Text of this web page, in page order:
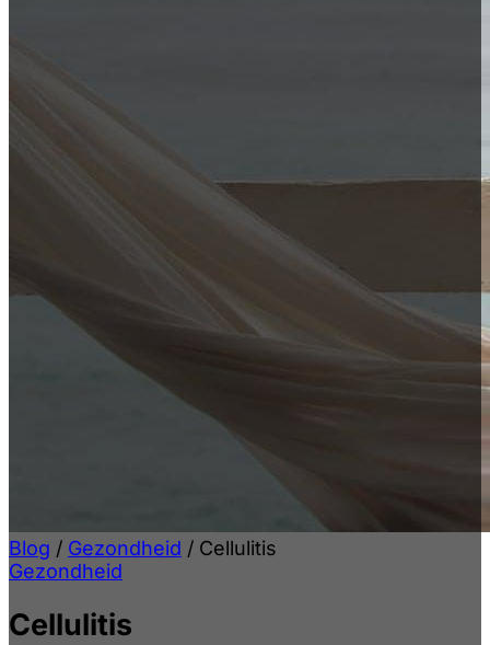
Blog / Gezondheid / Cellulitis
Gezondheid
Cellulitis